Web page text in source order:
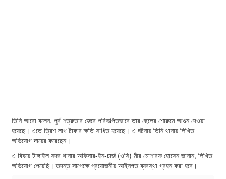
তিনি আরো বলেন, পুর্ব শত্রুতার জেরে পরিকল্পিতভাবে তার ছেলের শোরুমে আগুন দেওয়া
হয়েছে। এতে ত্রিশ লাখ টাকার ক্ষতি সাধিত হয়েছে। এ ঘটনায় তিনি থানায় লিখিত
অভিযোগ দায়ের করেছেন।
এ বিষয়ে টাঙ্গাইল সদর থানার অফিসার-ইন-চার্জ (ওসি) মীর মোশারফ হোসেন জানান, লিখিত
অভিযোগ পেয়েছি। তদন্ত সাপেক্ষে প্রয়োজনীয় আইনগত ব্যবস্থা গ্রহন করা হবে।